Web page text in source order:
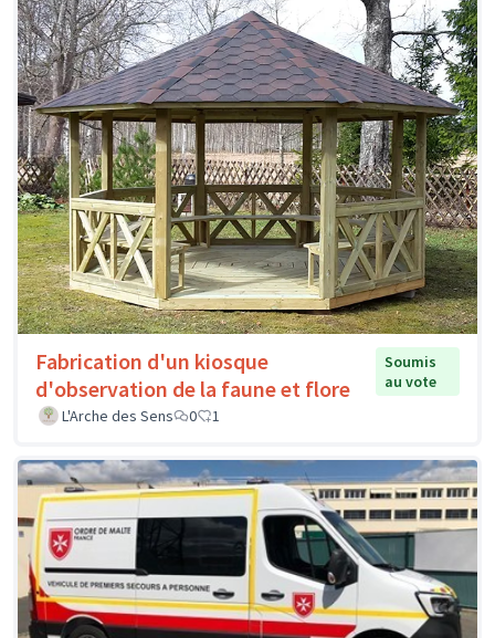
Fabrication d'un kiosque
d'observation de la faune et flore
Soumis
au vote
L'Arche des Sens
0 1